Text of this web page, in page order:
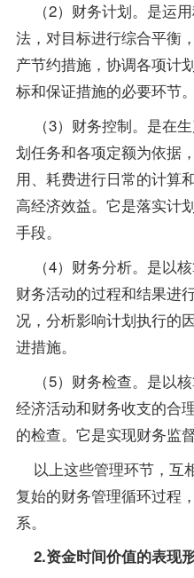
（2）财务计划。是运
法，对目标进行综合平衡
产节约措施，协调各项计
标和保证措施的必要环节。
（3）财务控制。是在
划任务和各项定额为依据
用、耗费进行日常的计算
高经济效益。它是落实计
手段。
（4）财务分析。是以
财务活动的过程和结果进
况，分析影响计划执行的
进措施。
（5）财务检查。是以
经济活动和财务收支的合
的检查。它是实现财务监
以上这些管理环节，互
复始的财务管理循环过程
系。
2.资金时间价值的表现